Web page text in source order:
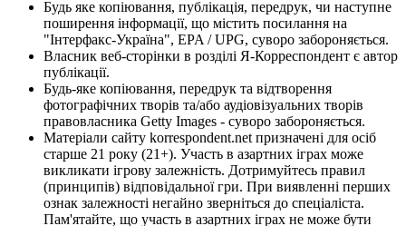
Будь яке копіювання, публікація, передрук, чи наступне
поширення інформації, що містить посилання на
"Інтерфакс-Україна", EPA / UPG, суворо забороняється.
Власник веб-сторінки в розділі Я-Корреспондент є автор
публікації.
Будь-яке копіювання, передрук та відтворення
фотографічних творів та/або аудіовізуальних творів
правовласника Getty Images - суворо забороняється.
Матеріали сайту korrespondent.net призначені для осіб
старше 21 року (21+). Участь в азартних іграх може
викликати ігрову залежність. Дотримуйтесь правил
(принципів) відповідальної гри. При виявленні перших
ознак залежності негайно зверніться до спеціаліста.
Пам'ятайте, що участь в азартних іграх не може бути